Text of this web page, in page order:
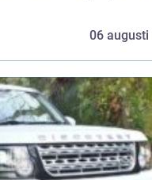
06 augusti